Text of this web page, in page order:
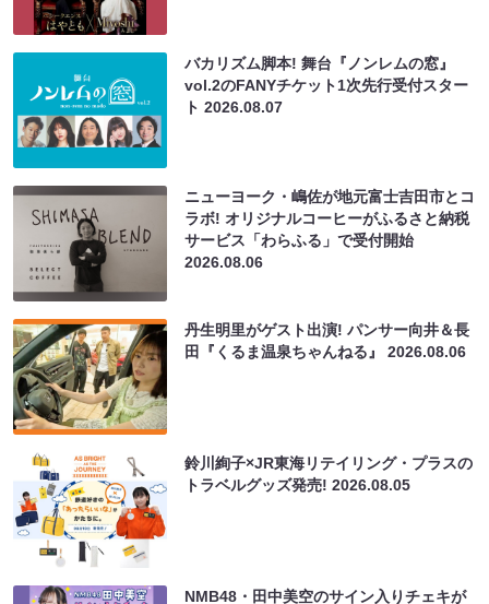
バカリズム脚本! 舞台『ノンレムの窓』
vol.2のFANYチケット1次先行受付スター
ト2026.08.07
ニューヨーク・嶋佐が地元富士吉田市とコ
ラボ! オリジナルコーヒーがふるさと納税
サービス「わらふる」で受付開始
2026.08.06
丹生明里がゲスト出演! パンサー向井＆長
田『くるま温泉ちゃんねる』2026.08.06
鈴川絢子×JR東海リテイリング・プラスの
トラベルグッズ発売!2026.08.05
NMB48・田中美空のサイン入りチェキが